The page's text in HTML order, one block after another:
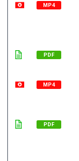
MP4
PDF
MP4
PDF